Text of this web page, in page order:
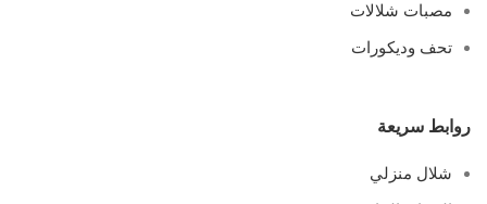
مصبات شلالات
تحف وديكورات
روابط سريعة
شلال منزلي